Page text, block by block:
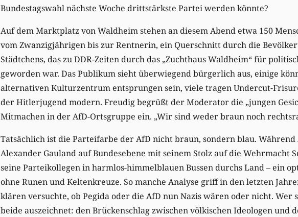
Bundestagswahl nächste Woche drittstärkste Partei werden könnte?
Auf dem Marktplatz von Waldheim stehen an diesem Abend etwa 150
vom Zwanzigjährigen bis zur Rentnerin, ein Querschnitt durch die
Städtchens, das zu DDR-Zeiten durch das „Zuchthaus Waldheim“ für
geworden war. Das Publikum sieht überwiegend bürgerlich aus, einige
alternativen Kulturzentrum entsprungen sein, viele tragen Undercut-
der Hitlerjugend modern. Freudig begrüßt der Moderator die „jungen
Mitmachen in der AfD-Ortsgruppe ein. „Wir sind weder braun noch
Tatsächlich ist die Parteifarbe der AfD nicht braun, sondern blau.
Alexander Gauland auf Bundesebene mit seinem Stolz auf die Wehrmacht
seine Parteikollegen in harmlos-himmelblauen Bussen durchs Land – ein
ohne Runen und Keltenkreuze. So manche Analyse griff in den letzten
klären versuchte, ob Pegida oder die AfD nun Nazis wären oder nicht. Wer
beide auszeichnet: den Brückenschlag zwischen völkischen Ideologen und